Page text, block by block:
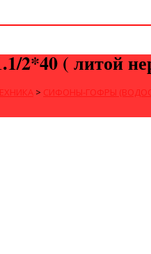
2*40 ( литой
> СИФОНЫ-ГОФРЫ